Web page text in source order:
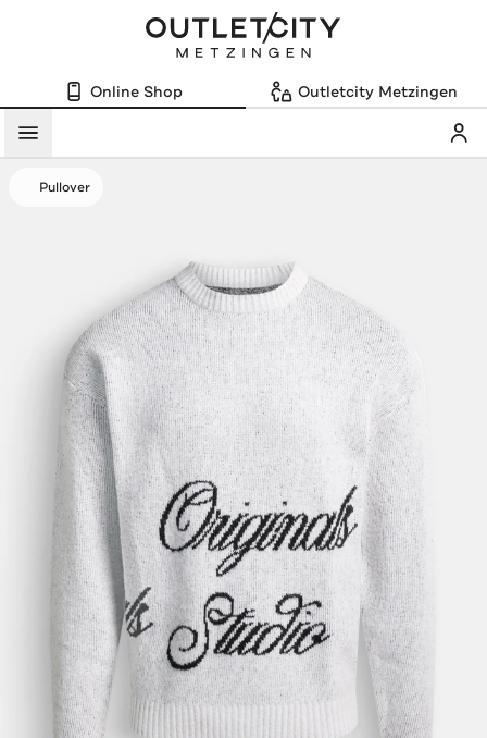
Online Shop Outletcity Metzingen
Menü
Pullover